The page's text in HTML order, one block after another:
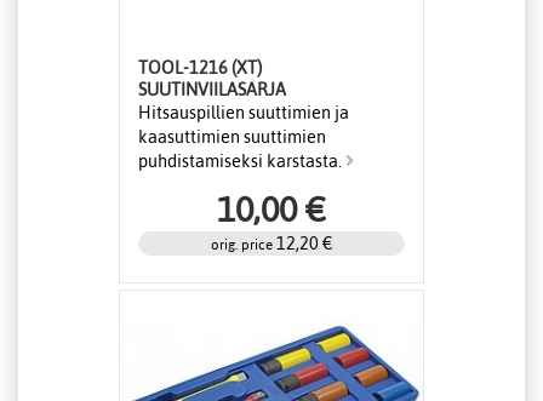
TOOL-1216 (XT)
SUUTINVIILASARJA
Hitsauspillien suuttimien ja
kaasuttimien suuttimien
puhdistamiseksi karstasta.
10,00 €
orig. price 12,20 €